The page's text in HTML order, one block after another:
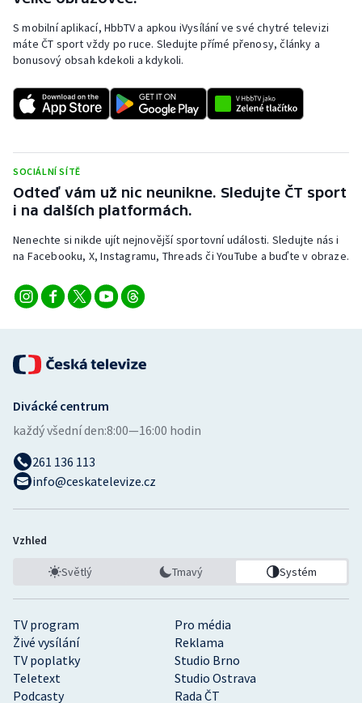
S mobilní aplikací, HbbTV a apkou iVysílání ve své chytré televizi
máte ČT sport vždy po ruce. Sledujte přímé přenosy, články a
bonusový obsah kdekoli a kdykoli.
SOCIÁLNÍ SÍTĚ
Odteď vám už nic neunikne. Sledujte ČT sport
i na dalších platformách.
Nenechte si nikde ujít nejnovější sportovní události. Sledujte nás i
na Facebooku, X, Instagramu, Threads či YouTube a buďte v obraze.
TV program
Pro média
Živé vysílání
Reklama
TV poplatky
Studio Brno
Teletext
Studio Ostrava
Podcasty
Rada ČT
Divácké centrum
každý všední den:8:00—16:00 hodin
261 136 113
info@ceskatelevize.cz
Vzhled
Světlý Tmavý Systém